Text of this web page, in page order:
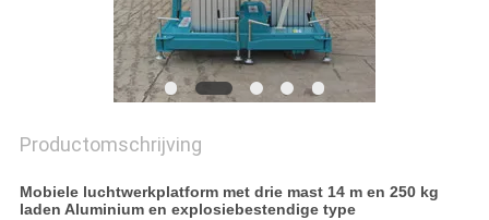
Productomschrijving
Mobiele luchtwerkplatform met drie mast 14 m en 250 kg
laden Aluminium en explosiebestendige type